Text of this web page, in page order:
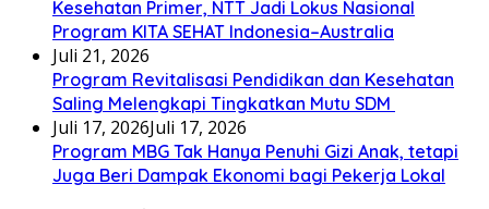
Kesehatan Primer, NTT Jadi Lokus Nasional
Program KITA SEHAT Indonesia–Australia
Juli 21, 2026
Program Revitalisasi Pendidikan dan Kesehatan
Saling Melengkapi Tingkatkan Mutu SDM
Juli 17, 2026Juli 17, 2026
Program MBG Tak Hanya Penuhi Gizi Anak, tetapi
Juga Beri Dampak Ekonomi bagi Pekerja Lokal